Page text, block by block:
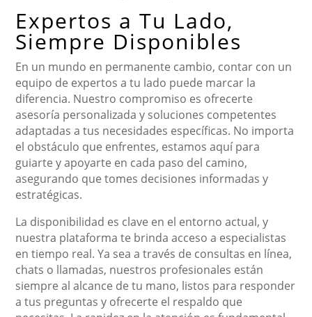
Expertos a Tu Lado,
Siempre Disponibles
En un mundo en permanente cambio, contar con un
equipo de expertos a tu lado puede marcar la
diferencia. Nuestro compromiso es ofrecerte
asesoría personalizada y soluciones competentes
adaptadas a tus necesidades específicas. No importa
el obstáculo que enfrentes, estamos aquí para
guiarte y apoyarte en cada paso del camino,
asegurando que tomes decisiones informadas y
estratégicas.
La disponibilidad es clave en el entorno actual, y
nuestra plataforma te brinda acceso a especialistas
en tiempo real. Ya sea a través de consultas en línea,
chats o llamadas, nuestros profesionales están
siempre al alcance de tu mano, listos para responder
a tus preguntas y ofrecerte el respaldo que